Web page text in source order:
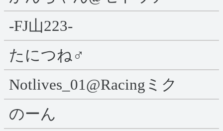
-FJ山223-
たにつね♂
Notlives_01@Racingミク
のーん